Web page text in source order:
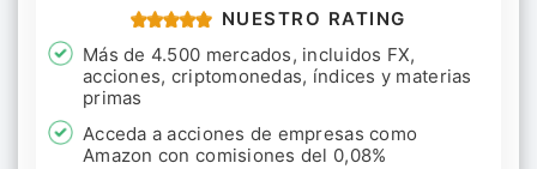
NUESTRO RATING
Más de 4.500 mercados, incluidos FX,
acciones, criptomonedas, índices y materias
primas
Acceda a acciones de empresas como
Amazon con comisiones del 0,08%